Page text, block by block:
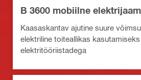
B 3600 mobiilne elektrijaam
Kaasaskantav ajutine suure
elektriline toiteallikas
elektritööriistadega